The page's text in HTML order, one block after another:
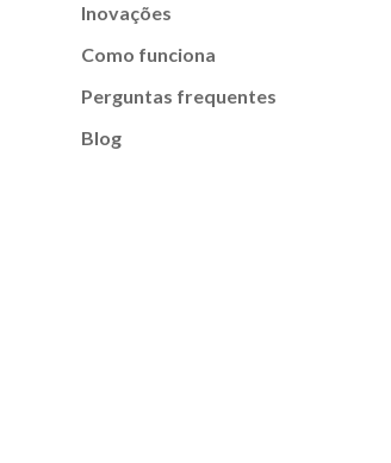
Inovações
Como funciona
Perguntas frequentes
Blog